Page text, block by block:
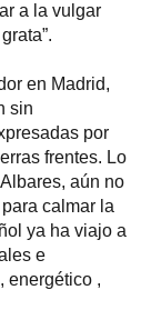
a la vulgar
en Madrid,
sin
por
frentes. Lo
aún no
calmar la
ya ha viajo a
e
energético ,